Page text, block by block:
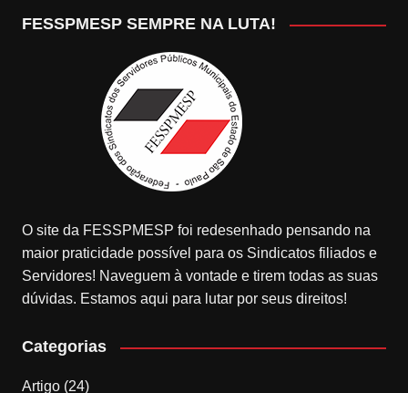
FESSPMESP SEMPRE NA LUTA!
O site da FESSPMESP foi redesenhado pensando na
maior praticidade possível para os Sindicatos filiados e
Servidores! Naveguem à vontade e tirem todas as suas
dúvidas. Estamos aqui para lutar por seus direitos!
Categorias
Artigo(24)